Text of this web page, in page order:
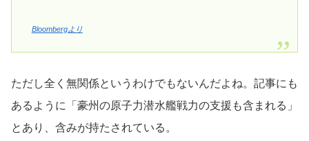
Bloombergより
ただし全く無関係というわけでもないんだよね。記事にも
あるように「豪州の原子力潜水艦戦力の支援も含まれる」
とあり、含みが持たされている。